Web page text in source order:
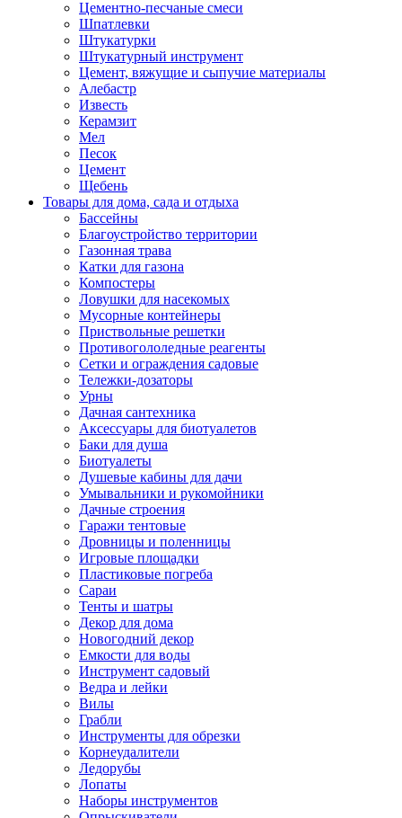
Цементно-песчаные смеси
Шпатлевки
Штукатурки
Штукатурный инструмент
Цемент, вяжущие и сыпучие материалы
Алебастр
Известь
Керамзит
Мел
Песок
Цемент
Щебень
Товары для дома, сада и отдыха
Бассейны
Благоустройство территории
Газонная трава
Катки для газона
Компостеры
Ловушки для насекомых
Мусорные контейнеры
Приствольные решетки
Противогололедные реагенты
Сетки и ограждения садовые
Тележки-дозаторы
Урны
Дачная сантехника
Аксессуары для биотуалетов
Баки для душа
Биотуалеты
Душевые кабины для дачи
Умывальники и рукомойники
Дачные строения
Гаражи тентовые
Дровницы и поленницы
Игровые площадки
Пластиковые погреба
Сараи
Тенты и шатры
Декор для дома
Новогодний декор
Емкости для воды
Инструмент садовый
Ведра и лейки
Вилы
Грабли
Инструменты для обрезки
Корнеудалители
Ледорубы
Лопаты
Наборы инструментов